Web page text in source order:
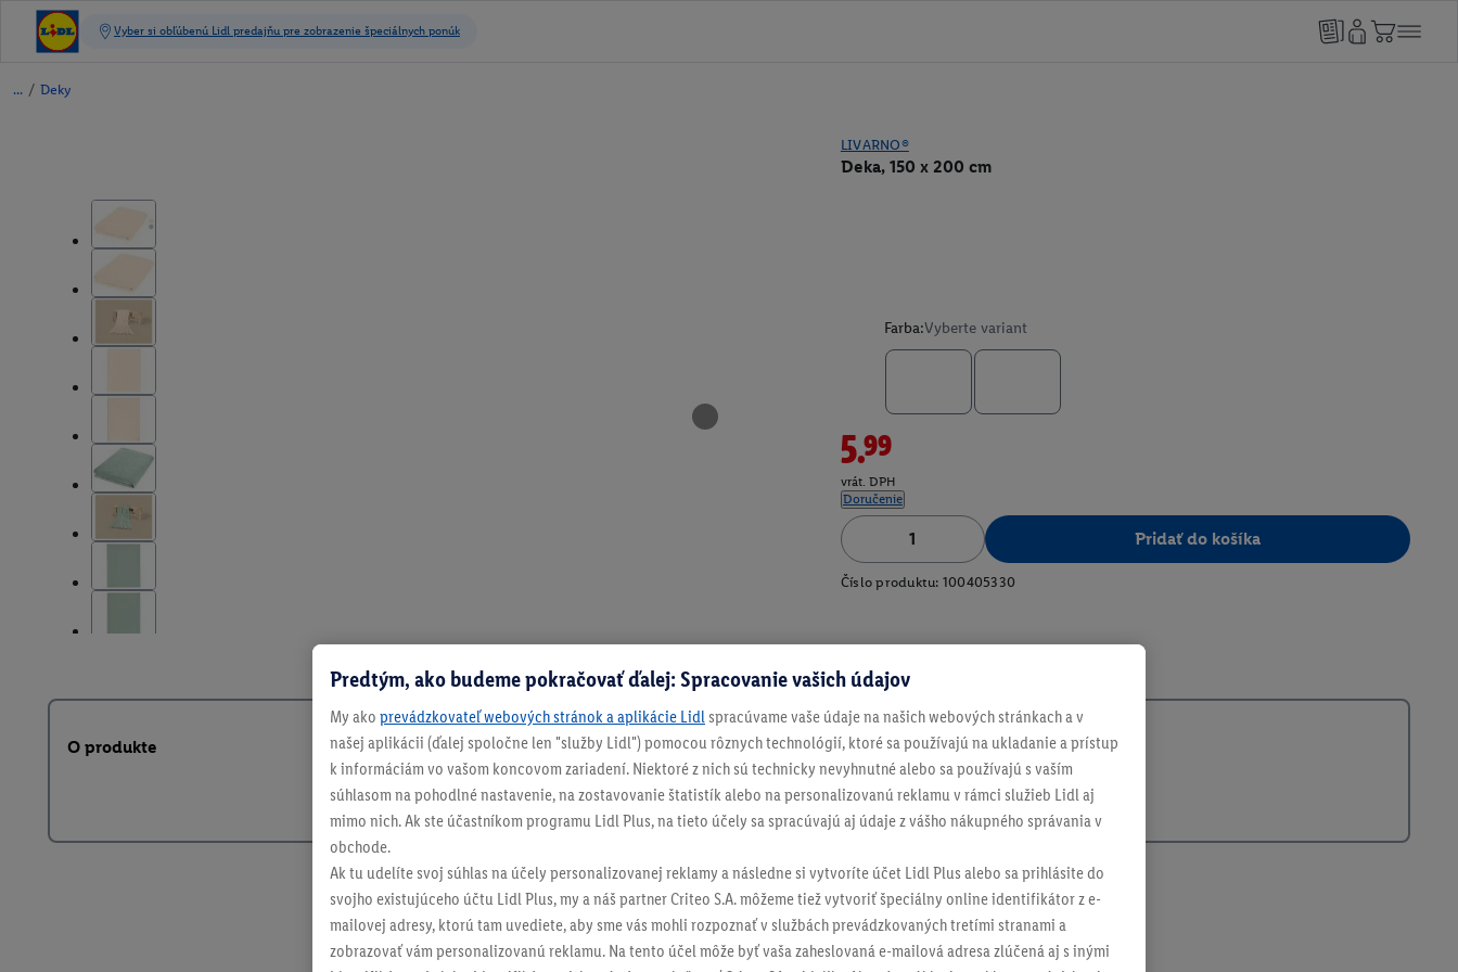
/ Deky
LIVARNO®
Deka, 150 x 200 cm
Farba:Vyberte variant
5.99
vrát. DPH
Doručenie
Pridať do košíka
Číslo produktu: 100405330
O produkte
Predtým, ako budeme pokračovať ďalej: Spracovanie vašich údajov
My ako prevádzkovateľ webových stránok a aplikácie Lidl spracúvame vaše údaje na našich webových stránkach a v
našej aplikácii (ďalej spoločne len "služby Lidl") pomocou rôznych technológií, ktoré sa používajú na ukladanie a prístup
k informáciám vo vašom koncovom zariadení. Niektoré z nich sú technicky nevyhnutné alebo sa používajú s vaším
súhlasom na pohodlné nastavenie, na zostavovanie štatistík alebo na personalizovanú reklamu v rámci služieb Lidl aj
mimo nich. Ak ste účastníkom programu Lidl Plus, na tieto účely sa spracúvajú aj údaje z vášho nákupného správania v
obchode.
Ak tu udelíte svoj súhlas na účely personalizovanej reklamy a následne si vytvoríte účet Lidl Plus alebo sa prihlásite do
svojho existujúceho účtu Lidl Plus, my a náš partner Criteo S.A. môžeme tiež vytvoriť špeciálny online identifikátor z e-
mailovej adresy, ktorú tam uvediete, aby sme vás mohli rozpoznať v službách prevádzkovaných tretími stranami a
zobrazovať vám personalizovanú reklamu. Na tento účel môže byť vaša zaheslovaná e-mailová adresa zlúčená aj s inými